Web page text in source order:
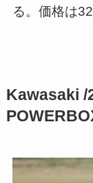
る。価格は
Kawasaki /